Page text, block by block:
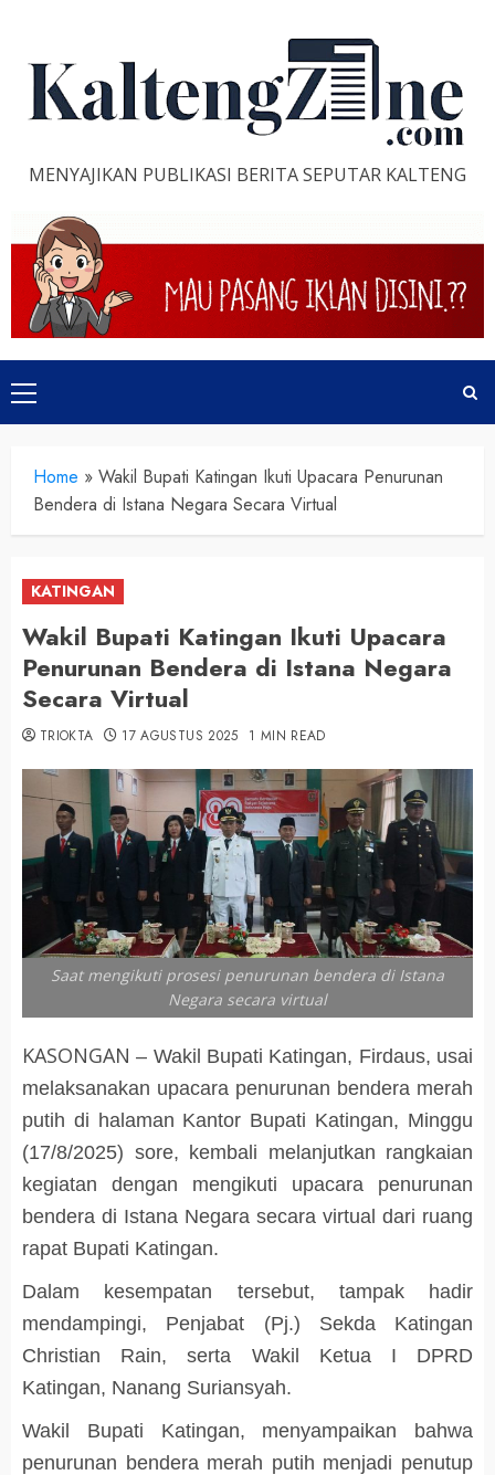
content
MENYAJIKAN PUBLIKASI BERITA SEPUTAR KALTENG
Primary
Menu
Home » Wakil Bupati Katingan Ikuti Upacara Penurunan
Bendera di Istana Negara Secara Virtual
KATINGAN
Wakil Bupati Katingan Ikuti Upacara
Penurunan Bendera di Istana Negara
Secara Virtual
TRIOKTA 17 AGUSTUS 2025 1 MIN READ
Saat mengikuti prosesi penurunan bendera di Istana
Negara secara virtual
KASONGAN – Wakil Bupati Katingan, Firdaus, usai
melaksanakan upacara penurunan bendera merah
putih di halaman Kantor Bupati Katingan, Minggu
(17/8/2025) sore, kembali melanjutkan rangkaian
kegiatan dengan mengikuti upacara penurunan
bendera di Istana Negara secara virtual dari ruang
rapat Bupati Katingan.
Dalam kesempatan tersebut, tampak hadir
mendampingi, Penjabat (Pj.) Sekda Katingan
Christian Rain, serta Wakil Ketua I DPRD
Katingan, Nanang Suriansyah.
Wakil Bupati Katingan, menyampaikan bahwa
penurunan bendera merah putih menjadi penutup